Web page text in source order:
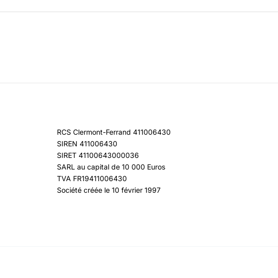
RCS Clermont-Ferrand 411006430
SIREN 411006430
SIRET 41100643000036
SARL au capital de 10 000 Euros
TVA FR19411006430
Société créée le 10 février 1997